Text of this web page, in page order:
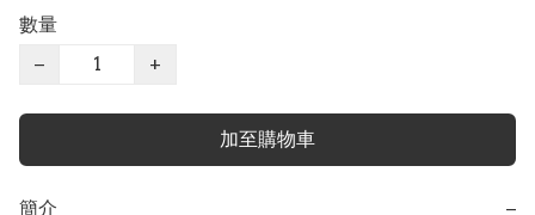
數量
−
+
加至購物車
簡介 −